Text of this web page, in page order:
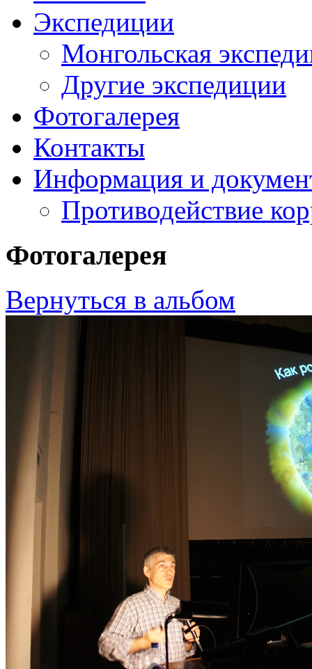
Экспедиции
Монгольская
Другие экспедиции
Фотогалерея
Контакты
Информация и
Противодействие
Фотогалерея
Вернуться в альбом